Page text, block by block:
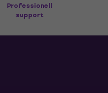
Professionell
support